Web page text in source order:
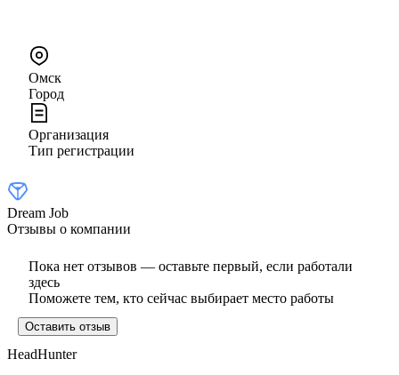
Омск
Город
Организация
Тип регистрации
Dream Job
Отзывы о компании
Пока нет отзывов — оставьте первый, если работали
здесь
Поможете тем, кто сейчас выбирает место работы
Оставить отзыв
HeadHunter